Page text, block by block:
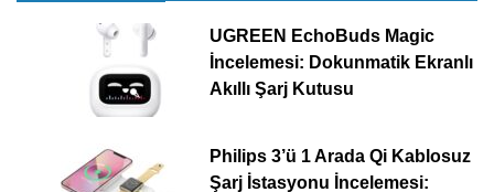
UGREEN EchoBuds Magic
İncelemesi: Dokunmatik Ekranlı
Akıllı Şarj Kutusu
Philips 3’ü 1 Arada Qi Kablosuz
Şarj İstasyonu İncelemesi: